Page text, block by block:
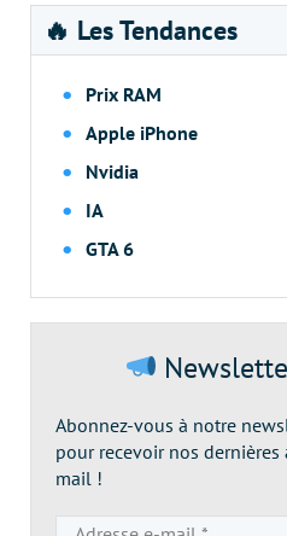
🔥 Les Tendances
Prix RAM
Apple iPhone
Nvidia
IA
GTA 6
Abonnez-vous à notre
pour recevoir nos dernières
mail !